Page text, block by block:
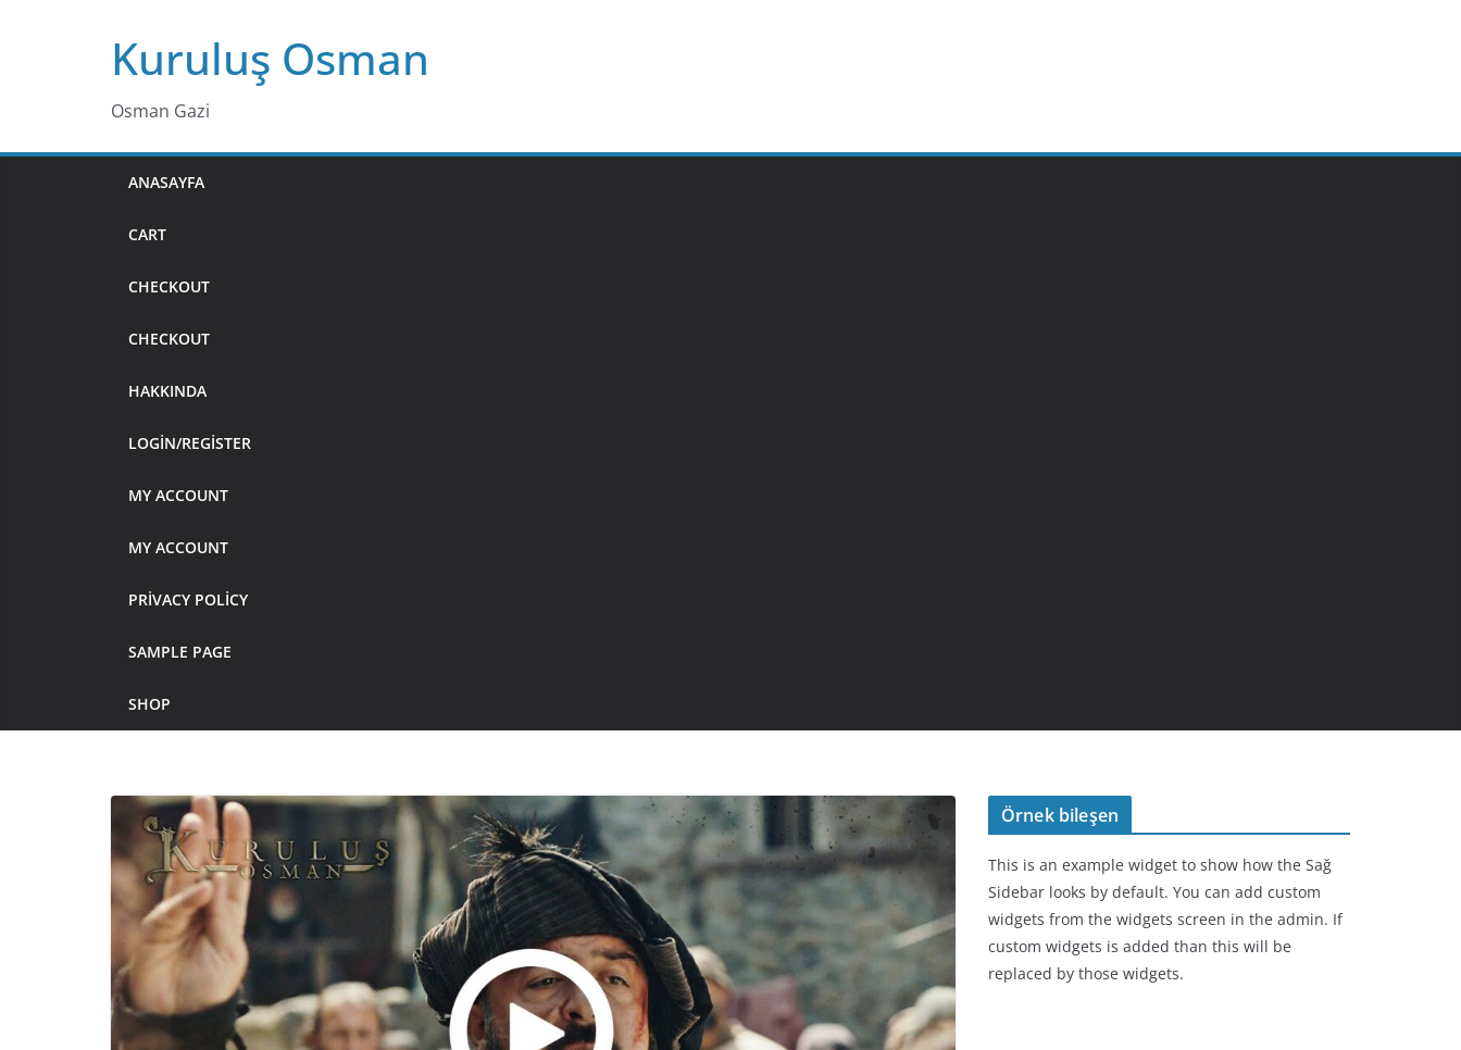
Kuruluş Osman
Osman Gazi
ANASAYFA
CART
CHECKOUT
CHECKOUT
HAKKINDA
LOGIN/REGISTER
MY ACCOUNT
MY ACCOUNT
PRIVACY POLICY
SAMPLE PAGE
SHOP
Örnek bileşen
This is an example widget to show how the Sağ
Sidebar looks by default. You can add custom
widgets from the widgets screen in the admin. If
custom widgets is added than this will be
replaced by those widgets.